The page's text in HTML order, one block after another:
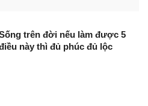
trên đời nếu làm được 5
này thì đủ phúc đủ lộc